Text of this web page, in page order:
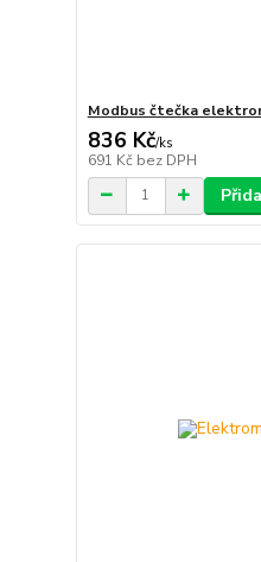
Modbus čtečka
836 Kč/ks
691 Kč bez DPH